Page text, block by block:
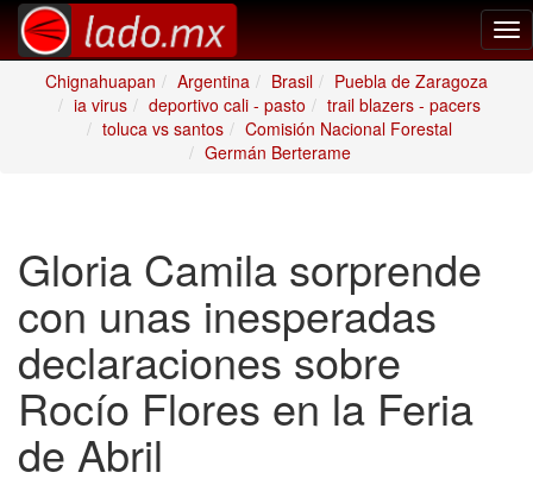
Chignahuapan
Argentina Brasil
Puebla de Zaragoza
ia virus
deportivo cali - pasto
trail blazers - pacers
toluca vs santos
Comisión Nacional Forestal
Germán Berterame
Gloria Camila sorprende
con unas inesperadas
declaraciones sobre
Rocío Flores en la Feria
de Abril